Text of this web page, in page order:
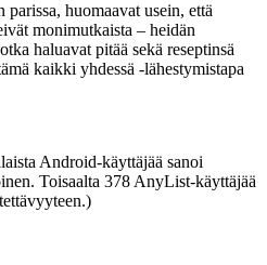
huomaavat usein, että
monimutkaista – heidän
haluavat pitää sekä reseptinsä
kaikki yhdessä -lähestymistapa
Android-käyttäjää sanoi
Toisaalta 378 AnyList-käyttäjää